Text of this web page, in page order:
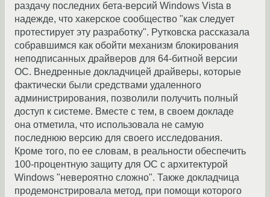
раздачу последних бета-версий Windows Vista в
надежде, что хакерское сообщество "как следует
протестирует эту разработку". Рутковска рассказала
собравшимся как обойти механизм блокирования
неподписанных драйверов для 64-битной версии
ОС. Внедренные докладчицей драйверы, которые
фактически были средствами удаленного
администрирования, позволили получить полный
доступ к системе. Вместе с тем, в своем докладе
она отметила, что использовала не самую
последнюю версию для своего исследования.
Кроме того, по ее словам, в реальности обеспечить
100-процентную защиту для ОС с архитектурой
Windows "невероятно сложно". Также докладчица
продемонстрировала метод, при помощи которого